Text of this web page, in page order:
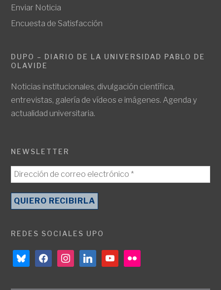
Enviar Noticia
Encuesta de Satisfacción
DUPO – DIARIO DE LA UNIVERSIDAD PABLO DE
OLAVIDE
Noticias institucionales, divulgación científica,
entrevistas, galería de vídeos e imágenes. Agenda y
actualidad universitaria.
NEWSLETTER
REDES SOCIALES UPO
blueskyfacebookinstagramlinkedinyoutubeflickr